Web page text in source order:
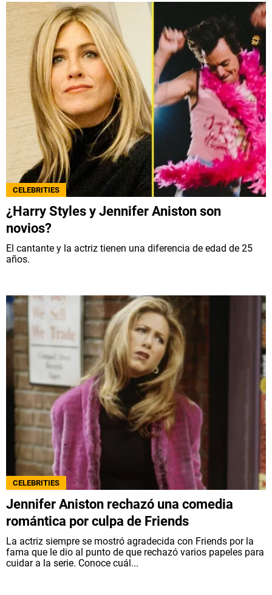
CELEBRITIES
¿Harry Styles y Jennifer Aniston son
novios?
El cantante y la actriz tienen una diferencia de edad de 25
años.
CELEBRITIES
Jennifer Aniston rechazó una comedia
romántica por culpa de Friends
La actriz siempre se mostró agradecida con Friends por la
fama que le dio al punto de que rechazó varios papeles para
cuidar a la serie. Conoce cuál...